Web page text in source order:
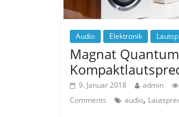
Audio Elektronik
Magnat
9. Januar 2018 admin
Comments
audio,